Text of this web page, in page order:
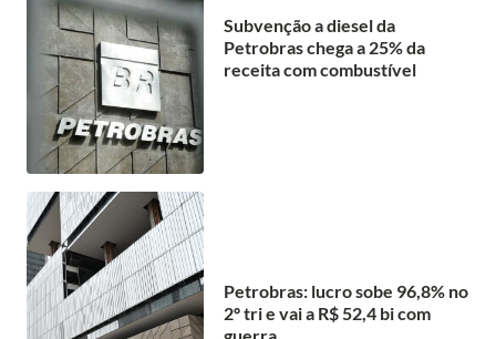
Subvenção a diesel da
Petrobras chega a 25% da
receita com combustível
Petrobras: lucro sobe 96,8% no
2º tri e vai a R$ 52,4 bi com